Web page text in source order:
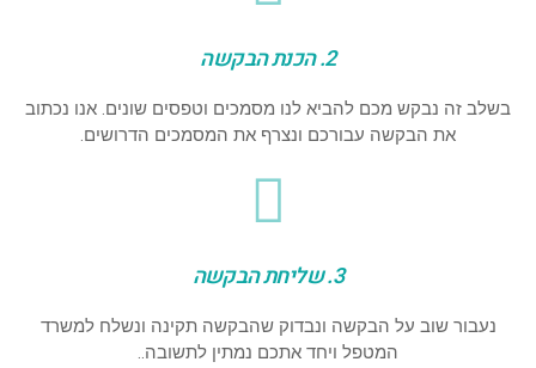
2. הכנת הבקשה
בשלב זה נבקש מכם להביא לנו מסמכים וטפסים שונים. אנו נכתוב
את הבקשה עבורכם ונצרף את המסמכים הדרושים.
3. שליחת הבקשה
נעבור שוב על הבקשה ונבדוק שהבקשה תקינה ונשלח למשרד
המטפל ויחד אתכם נמתין לתשובה..